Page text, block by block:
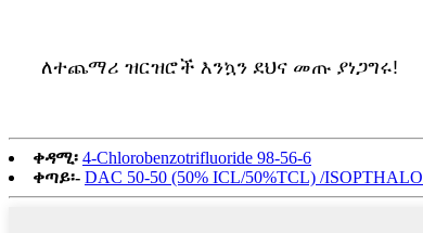
ለተጨማሪ ዝርዝሮች እንኳን ደህና መጡ ያነጋግሩ!
ቀዳሚ፡ 4-Chlorobenzotrifluoride 98-56-6
ቀጣይ፡- DAC 50-50 (50% ICL/50%TCL) /